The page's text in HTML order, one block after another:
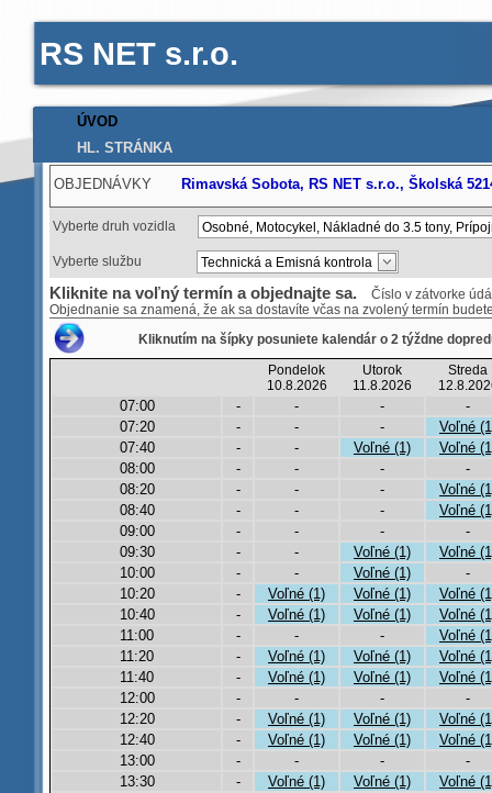
ÚVOD
HL. STRÁNKA
OBJEDNÁVKY Rimavská Sobota, RS NET s.r.o., Školská
Vyberte druh vozidla
Vyberte službu
Kliknite na voľný termín a objednajte sa.
Číslo v zátvorke
Objednanie sa znamená, že ak sa dostavíte včas na zvolený termín
Kliknutím na šípky posuniete kalendár o 2 týždne
Pondelok
10.8.2026
Utorok
11.8.2026
Streda
07:00 - - -
-
07:20
- - -
Voľné
07:40
- - Voľné (1)
Voľné
08:00
- - -
-
08:20
- - -
Voľné
08:40
- - -
Voľné
09:00
- - -
-
09:30
- - Voľné (1)
Voľné
10:00
- - Voľné (1)
-
10:20
- Voľné (1) Voľné (1)
Voľné
10:40
- Voľné (1) Voľné (1)
Voľné
11:00
- - -
Voľné
11:20
- Voľné (1) Voľné (1)
Voľné
11:40
- Voľné (1) Voľné (1)
Voľné
12:00
- - -
-
12:20
- Voľné (1) Voľné (1)
Voľné
12:40
- Voľné (1) Voľné (1)
Voľné
13:00
- - -
-
13:30
- Voľné (1) Voľné (1)
Voľné
RS NET s.r.o.